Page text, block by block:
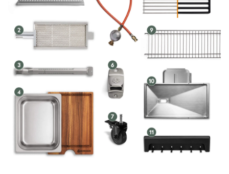
Grillfläche
Hauptgrillfläche
89,0 x 41,5 cm
85,6 x 13,5 cm
⌀-Topfgröße Seitenkochfeld
max. ⌀ 30 cm
Maße & Gewicht
Maße (Deckel geschlossen)
160.4 × 58.4 × 119 cm